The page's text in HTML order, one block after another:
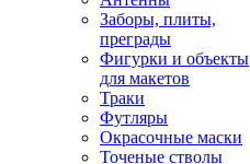
Заборы, плиты,
преграды
Фигурки и объекты
для макетов
Траки
Футляры
Окрасочные маски
Точеные стволы